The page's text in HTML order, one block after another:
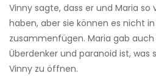
Vinny sagte, dass er und Maria so
haben, aber sie können es nicht
zusammenfügen. Maria gab auch
Überdenker und paranoid ist, was
Vinny zu öffnen.